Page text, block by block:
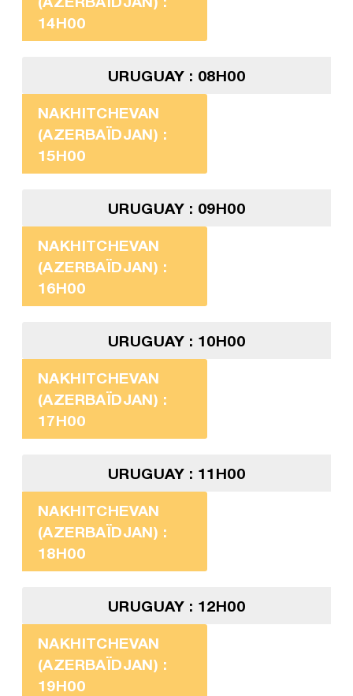
14H00
URUGUAY : 08H00
NAKHITCHEVAN
(AZERBAÏDJAN) :
15H00
URUGUAY : 09H00
NAKHITCHEVAN
(AZERBAÏDJAN) :
16H00
URUGUAY : 10H00
NAKHITCHEVAN
(AZERBAÏDJAN) :
17H00
URUGUAY : 11H00
NAKHITCHEVAN
(AZERBAÏDJAN) :
18H00
URUGUAY : 12H00
NAKHITCHEVAN
(AZERBAÏDJAN) :
19H00